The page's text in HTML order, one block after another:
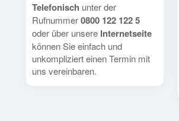
Telefonisch unter der
Rufnummer0800 122 122 5
oder über unsere Internetseite
können Sie einfach und
unkompliziert einen Termin mit
uns vereinbaren.